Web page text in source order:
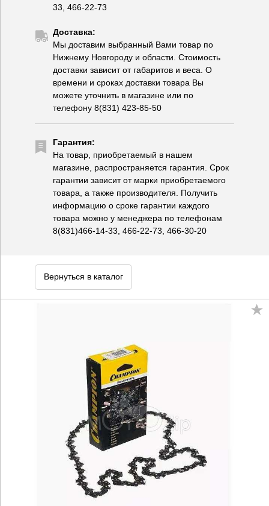
33, 466-22-73
Доставка:
Мы доставим выбранный Вами товар по
Нижнему Новгороду и области. Стоимость
доставки зависит от габаритов и веса. О
времени и сроках доставки товара Вы
можете уточнить в магазине или по
телефону 8(831) 423-85-50
Гарантия:
На товар, приобретаемый в нашем
магазине, распространяется гарантия. Срок
гарантии зависит от марки приобретаемого
товара, а также производителя. Получить
информацию о сроке гарантии каждого
товара можно у менеджера по телефонам
8(831)466-14-33, 466-22-73, 466-30-20
Вернуться в каталог